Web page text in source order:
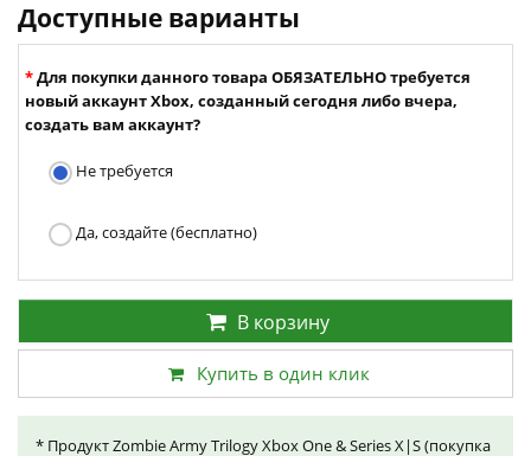
Доступные варианты
Для покупки данного товара ОБЯЗАТЕЛЬНО требуется
новый аккаунт Xbox, созданный сегодня либо вчера,
создать вам аккаунт?
Не требуется
Да, создайте (бесплатно)
В корзину
Купить в один клик
* Продукт Zombie Army Trilogy Xbox One & Series X|S (покупка